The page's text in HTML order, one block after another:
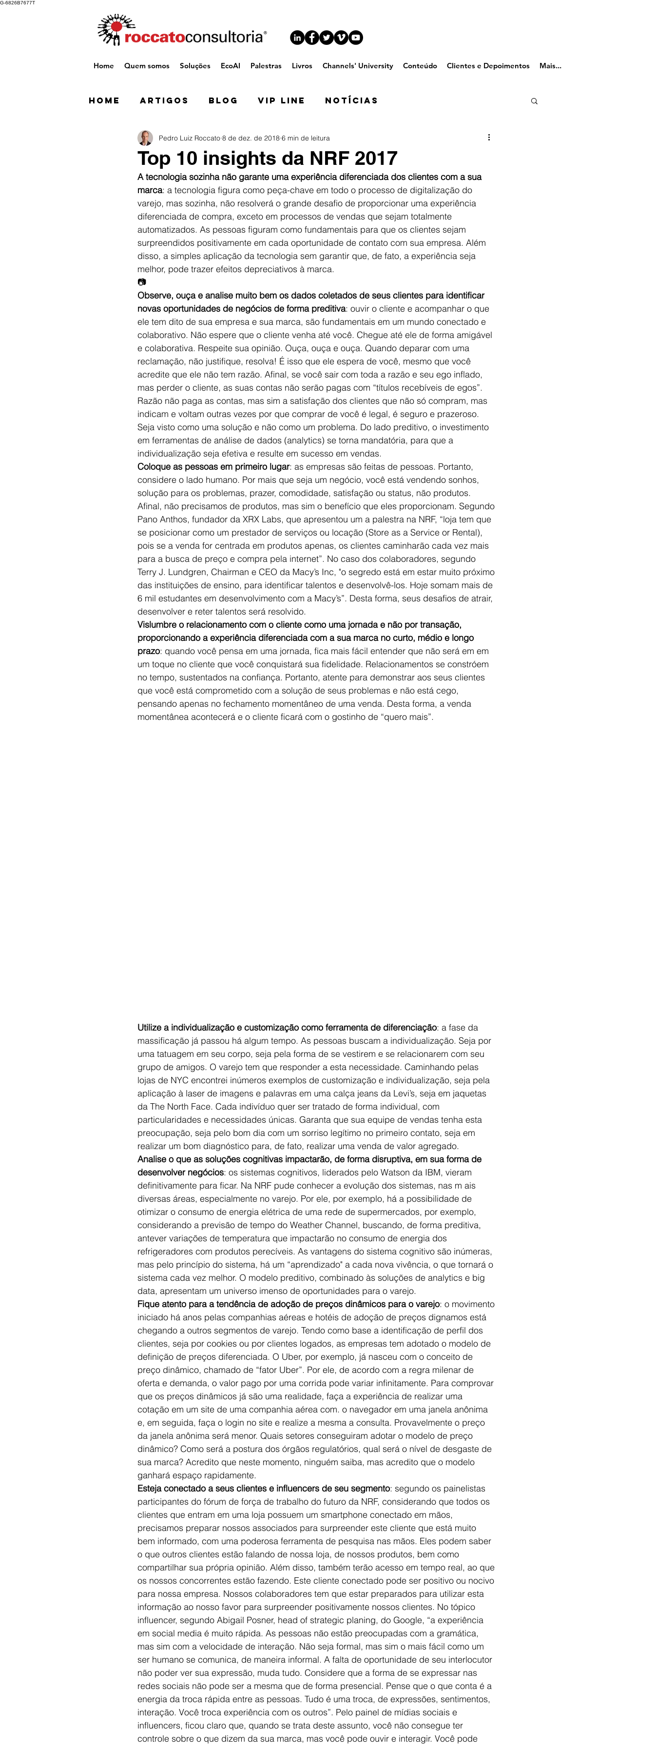
G-6826B7677T
Home Quem somos Soluções EcoAI Palestras Livros Channels' University Conteúdo Clientes e Depoimentos Mais...
Home Artigos Blog VIP Line Notícias
Top 10 insights da NRF 2017
Pedro Luiz Roccato 8 de dez. de 2018 6 min de leitura
A tecnologia sozinha não garante uma experiência diferenciada dos clientes com a sua
marca: a tecnologia figura como peça-chave em todo o processo de digitalização do
varejo, mas sozinha, não resolverá o grande desafio de proporcionar uma experiência
diferenciada de compra, exceto em processos de vendas que sejam totalmente
automatizados. As pessoas figuram como fundamentais para que os clientes sejam
surpreendidos positivamente em cada oportunidade de contato com sua empresa. Além
disso, a simples aplicação da tecnologia sem garantir que, de fato, a experiência seja
melhor, pode trazer efeitos depreciativos à marca.
📷
Observe, ouça e analise muito bem os dados coletados de seus clientes para identificar
novas oportunidades de negócios de forma preditiva: ouvir o cliente e acompanhar o que
ele tem dito de sua empresa e sua marca, são fundamentais em um mundo conectado e
colaborativo. Não espere que o cliente venha até você. Chegue até ele de forma amigável
e colaborativa. Respeite sua opinião. Ouça, ouça e ouça. Quando deparar com uma
reclamação, não justifique, resolva! É isso que ele espera de você, mesmo que você
acredite que ele não tem razão. Afinal, se você sair com toda a razão e seu ego inflado,
mas perder o cliente, as suas contas não serão pagas com “títulos recebíveis de egos”.
Razão não paga as contas, mas sim a satisfação dos clientes que não só compram, mas
indicam e voltam outras vezes por que comprar de você é legal, é seguro e prazeroso.
Seja visto como uma solução e não como um problema. Do lado preditivo, o investimento
em ferramentas de análise de dados (analytics) se torna mandatória, para que a
individualização seja efetiva e resulte em sucesso em vendas.
Coloque as pessoas em primeiro lugar: as empresas são feitas de pessoas. Portanto,
considere o lado humano. Por mais que seja um negócio, você está vendendo sonhos,
solução para os problemas, prazer, comodidade, satisfação ou status, não produtos.
Afinal, não precisamos de produtos, mas sim o benefício que eles proporcionam. Segundo
Pano Anthos, fundador da XRX Labs, que apresentou um a palestra na NRF, “loja tem que
se posicionar como um prestador de serviços ou locação (Store as a Service or Rental),
pois se a venda for centrada em produtos apenas, os clientes caminharão cada vez mais
para a busca de preço e compra pela internet”. No caso dos colaboradores, segundo
Terry J. Lundgren, Chairman e CEO da Macy’s Inc, "o segredo está em estar muito próximo
das instituições de ensino, para identificar talentos e desenvolvê-los. Hoje somam mais de
6 mil estudantes em desenvolvimento com a Macy’s”. Desta forma, seus desafios de atrair,
desenvolver e reter talentos será resolvido.
Vislumbre o relacionamento com o cliente como uma jornada e não por transação,
proporcionando a experiência diferenciada com a sua marca no curto, médio e longo
prazo: quando você pensa em uma jornada, fica mais fácil entender que não será em em
um toque no cliente que você conquistará sua fidelidade. Relacionamentos se constróem
no tempo, sustentados na confiança. Portanto, atente para demonstrar aos seus clientes
que você está comprometido com a solução de seus problemas e não está cego,
pensando apenas no fechamento momentâneo de uma venda. Desta forma, a venda
momentânea acontecerá e o cliente ficará com o gostinho de “quero mais”.
Utilize a individualização e customização como ferramenta de diferenciação: a fase da
massificação já passou há algum tempo. As pessoas buscam a individualização. Seja por
uma tatuagem em seu corpo, seja pela forma de se vestirem e se relacionarem com seu
grupo de amigos. O varejo tem que responder a esta necessidade. Caminhando pelas
lojas de NYC encontrei inúmeros exemplos de customização e individualização, seja pela
aplicação à laser de imagens e palavras em uma calça jeans da Levi’s, seja em jaquetas
da The North Face. Cada indivíduo quer ser tratado de forma individual, com
particularidades e necessidades únicas. Garanta que sua equipe de vendas tenha esta
preocupação, seja pelo bom dia com um sorriso legítimo no primeiro contato, seja em
realizar um bom diagnóstico para, de fato, realizar uma venda de valor agregado.
Analise o que as soluções cognitivas impactarão, de forma disruptiva, em sua forma de
desenvolver negócios: os sistemas cognitivos, liderados pelo Watson da IBM, vieram
definitivamente para ficar. Na NRF pude conhecer a evolução dos sistemas, nas m ais
diversas áreas, especialmente no varejo. Por ele, por exemplo, há a possibilidade de
otimizar o consumo de energia elétrica de uma rede de supermercados, por exemplo,
considerando a previsão de tempo do Weather Channel, buscando, de forma preditiva,
antever variações de temperatura que impactarão no consumo de energia dos
refrigeradores com produtos perecíveis. As vantagens do sistema cognitivo são inúmeras,
mas pelo princípio do sistema, há um “aprendizado" a cada nova vivência, o que tornará o
sistema cada vez melhor. O modelo preditivo, combinado às soluções de analytics e big
data, apresentam um universo imenso de oportunidades para o varejo.
Fique atento para a tendência de adoção de preços dinâmicos para o varejo: o movimento
iniciado há anos pelas companhias aéreas e hotéis de adoção de preços dignamos está
chegando a outros segmentos de varejo. Tendo como base a identificação de perfil dos
clientes, seja por cookies ou por clientes logados, as empresas tem adotado o modelo de
definição de preços diferenciada. O Uber, por exemplo, já nasceu com o conceito de
preço dinâmico, chamado de “fator Uber”. Por ele, de acordo com a regra milenar de
oferta e demanda, o valor pago por uma corrida pode variar infinitamente. Para comprovar
que os preços dinâmicos já são uma realidade, faça a experiência de realizar uma
cotação em um site de uma companhia aérea com. o navegador em uma janela anônima
e, em seguida, faça o login no site e realize a mesma a consulta. Provavelmente o preço
da janela anônima será menor. Quais setores conseguiram adotar o modelo de preço
dinâmico? Como será a postura dos órgãos regulatórios, qual será o nível de desgaste de
sua marca? Acredito que neste momento, ninguém saiba, mas acredito que o modelo
ganhará espaço rapidamente.
Esteja conectado a seus clientes e influencers de seu segmento: segundo os painelistas
participantes do fórum de força de trabalho do futuro da NRF, considerando que todos os
clientes que entram em uma loja possuem um smartphone conectado em mãos,
precisamos preparar nossos associados para surpreender este cliente que está muito
bem informado, com uma poderosa ferramenta de pesquisa nas mãos. Eles podem saber
o que outros clientes estão falando de nossa loja, de nossos produtos, bem como
compartilhar sua própria opinião. Além disso, também terão acesso em tempo real, ao que
os nossos concorrentes estão fazendo. Este cliente conectado pode ser positivo ou nocivo
para nossa empresa. Nossos colaboradores tem que estar preparados para utilizar esta
informação ao nosso favor para surpreender positivamente nossos clientes. No tópico
influencer, segundo Abigail Posner, head of strategic planing, do Google, “a experiência
em social media é muito rápida. As pessoas não estão preocupadas com a gramática,
mas sim com a velocidade de interação. Não seja formal, mas sim o mais fácil como um
ser humano se comunica, de maneira informal. A falta de oportunidade de seu interlocutor
não poder ver sua expressão, muda tudo. Considere que a forma de se expressar nas
redes sociais não pode ser a mesma que de forma presencial. Pense que o que conta é a
energia da troca rápida entre as pessoas. Tudo é uma troca, de expressões, sentimentos,
interação. Você troca experiência com os outros”. Pelo painel de mídias sociais e
influencers, ficou claro que, quando se trata deste assunto, você não consegue ter
controle sobre o que dizem da sua marca, mas você pode ouvir e interagir. Você pode